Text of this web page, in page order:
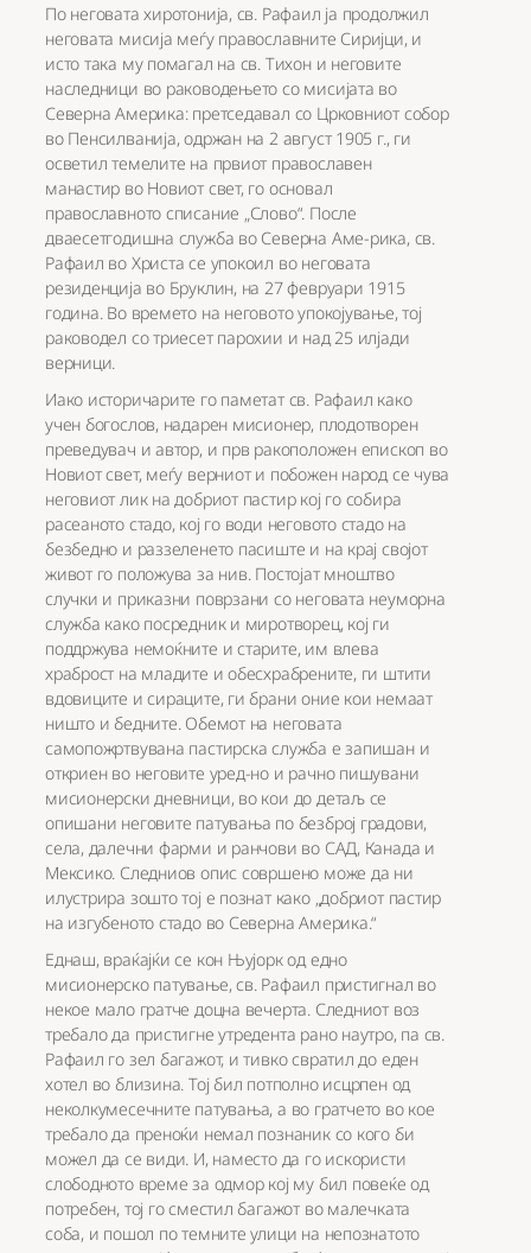
По неговата хиротонија, св. Рафаил ја продолжил
неговата мисија меѓу православните Сиријци, и
исто така му помагал на св. Тихон и неговите
наследници во раководењето со мисијата во
Северна Америка: претседавал со Црковниот собор
во Пенсилванија, одржан на 2 август 1905 г., ги
осветил темелите на првиот православен
манастир во Новиот свет, го основал
православното списание „Слово“. После
дваесетгодишна служба во Северна Аме-рика, св.
Рафаил во Христа се упокоил во неговата
резиденција во Бруклин, на 27 февруари 1915
година. Во времето на неговото упокојување, тој
раководел со триесет парохии и над 25 илјади
верници.
Иако историчарите го паметат св. Рафаил како
учен богослов, надарен мисионер, плодотворен
преведувач и автор, и прв ракоположен епископ во
Новиот свет, меѓу верниот и побожен народ се чува
неговиот лик на добриот пастир кој го собира
расеаното стадо, кој го води неговото стадо на
безбедно и раззеленето пасиште и на крај својот
живот го положува за нив. Постојат мноштво
случки и приказни поврзани со неговата неуморна
служба како посредник и миротворец, кој ги
поддржува немоќните и старите, им влева
храброст на младите и обесхрабрените, ги штити
вдовиците и сираците, ги брани оние кои немаат
ништо и бедните. Обемот на неговата
самопожртвувана пастирска служба е запишан и
откриен во неговите уред-но и рачно пишувани
мисионерски дневници, во кои до детаљ се
опишани неговите патувања по безброј градови,
села, далечни фарми и ранчови во САД, Канада и
Мексико. Следниов опис совршено може да ни
илустрира зошто тој е познат како „добриот пастир
на изгубеното стадо во Северна Америка.“
Еднаш, враќајќи се кон Њујорк од едно
мисионерско патување, св. Рафаил пристигнал во
некое мало гратче доцна вечерта. Следниот воз
требало да пристигне утредента рано наутро, па св.
Рафаил го зел багажот, и тивко свратил до еден
хотел во близина. Тој бил потполно исцрпен од
неколкумесечните патувања, а во гратчето во кое
требало да преноќи немал познаник со кого би
можел да се види. И, наместо да го искористи
слободното време за одмор кој му бил повеќе од
потребен, тој го сместил багажот во малечката
соба, и пошол по темните улици на непознатото